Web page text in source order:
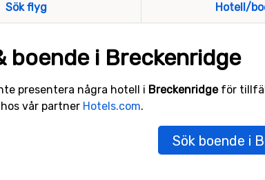
Sök flyg Hotell/
boende i Breckenridge
presentera några hotell i Breckenridgeför
vår partner Hotels.com.
Sök boende i